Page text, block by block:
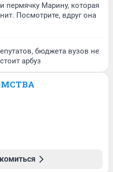
пермячку Марину, которая
Посмотрите, вдруг она
бюджета вузов не
арбуз